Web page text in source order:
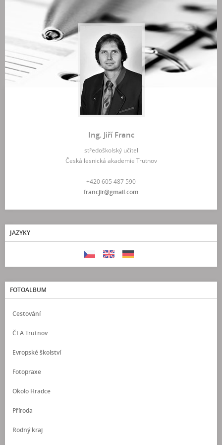
Ing. Jiří Franc
středoškolský učitel
Česká lesnická akademie Trutnov
+420 605 487 590
francjir@gmail.com
JAZYKY
FOTOALBUM
Cestování
ČLA Trutnov
Evropské školství
Fotopraxe
Okolo Hradce
Příroda
Rodný kraj